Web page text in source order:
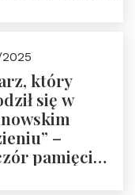
2025
który
się w
–
pamięci